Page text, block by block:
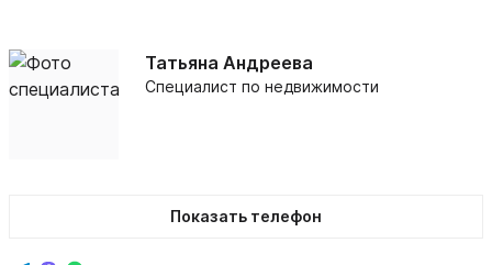
Татьяна Андреева
Специалист по недвижимости
Показать телефон